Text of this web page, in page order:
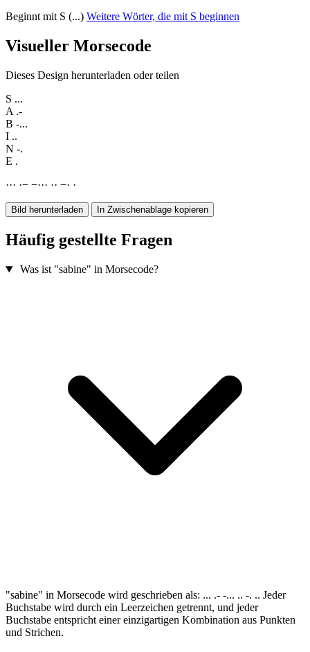
Beginnt mit S (...) Weitere Wörter, die mit S beginnen
Visueller Morsecode
Dieses Design herunterladen oder teilen
S ...
A .-
B -...
I ..
N -.
E .
··· ·− −··· ·· −· ·
Bild herunterladen In Zwischenablage kopieren
Häufig gestellte Fragen
Was ist "sabine" in Morsecode?
"sabine" in Morsecode wird geschrieben als: ... .- -... .. -. .. Jeder
Buchstabe wird durch ein Leerzeichen getrennt, und jeder
Buchstabe entspricht einer einzigartigen Kombination aus Punkten
und Strichen.